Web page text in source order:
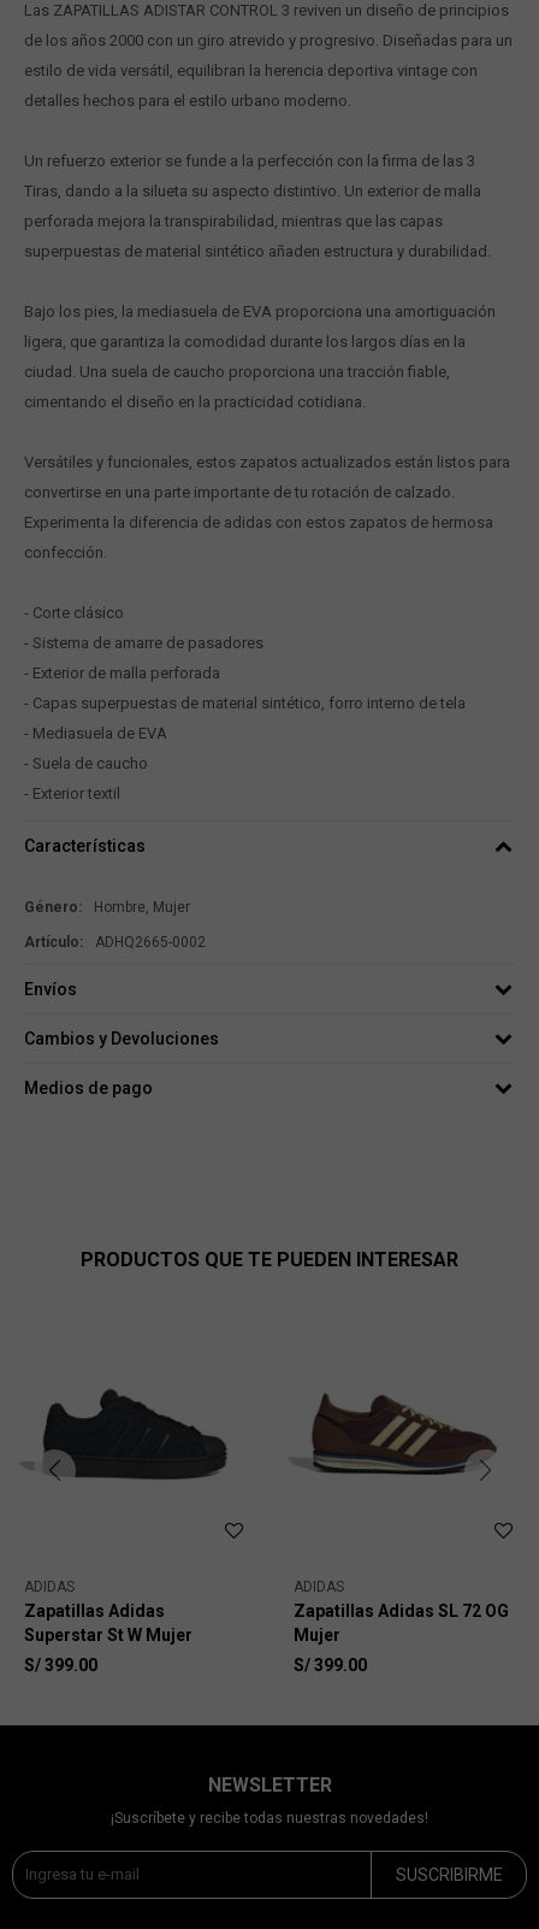
Las ZAPATILLAS ADISTAR CONTROL 3 reviven un diseño de principios
de los años 2000 con un giro atrevido y progresivo. Diseñadas para un
estilo de vida versátil, equilibran la herencia deportiva vintage con
detalles hechos para el estilo urbano moderno.
Un refuerzo exterior se funde a la perfección con la firma de las 3
Tiras, dando a la silueta su aspecto distintivo. Un exterior de malla
perforada mejora la transpirabilidad, mientras que las capas
superpuestas de material sintético añaden estructura y durabilidad.
Bajo los pies, la mediasuela de EVA proporciona una amortiguación
ligera, que garantiza la comodidad durante los largos días en la
ciudad. Una suela de caucho proporciona una tracción fiable,
cimentando el diseño en la practicidad cotidiana.
Versátiles y funcionales, estos zapatos actualizados están listos para
convertirse en una parte importante de tu rotación de calzado.
Experimenta la diferencia de adidas con estos zapatos de hermosa
confección.
- Corte clásico
- Sistema de amarre de pasadores
- Exterior de malla perforada
- Capas superpuestas de material sintético, forro interno de tela
- Mediasuela de EVA
- Suela de caucho
- Exterior textil
Características
Género Hombre, Mujer
ADHQ2665-0002
Envíos
Cambios y Devoluciones
Medios de pago
PRODUCTOS QUE TE PUEDEN INTERESAR
ADIDAS
Zapatillas Adidas
Superstar St W Mujer
S/399.00
ADIDAS
Zapatillas Adidas SL 72 OG
Mujer
S/399.00
NEWSLETTER
¡Suscríbete y recibe todas nuestras novedades!
SUSCRIBIRME